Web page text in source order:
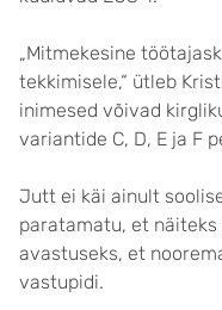
„Mitmekesine
tekkimisele,“ ütleb
inimesed võivad
variantide C, D, E ja F
Jutt ei käi ainult
paratamatu, et
avastuseks, et
vastupidi.